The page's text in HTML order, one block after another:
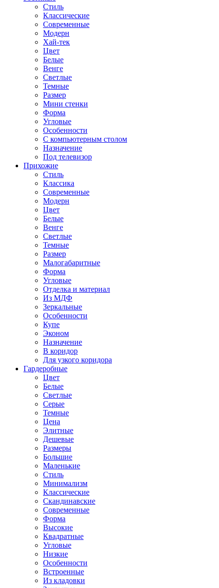
Стиль
Классические
Современные
Модерн
Хай-тек
Цвет
Белые
Венге
Светлые
Темные
Размер
Мини стенки
Форма
Угловые
Особенности
С компьютерным столом
Назначение
Под телевизор
Прихожие
Стиль
Классика
Современные
Модерн
Цвет
Белые
Венге
Светлые
Темные
Размер
Малогабаритные
Форма
Угловые
Отделка и материал
Из МДФ
Зеркальные
Особенности
Купе
Эконом
Назначение
В коридор
Для узкого коридора
Гардеробные
Цвет
Белые
Светлые
Серые
Темные
Цена
Элитные
Дешевые
Размеры
Большие
Маленькие
Стиль
Минимализм
Классические
Скандинавские
Современные
Форма
Высокие
Квадратные
Угловые
Низкие
Особенности
Встроенные
Из кладовки